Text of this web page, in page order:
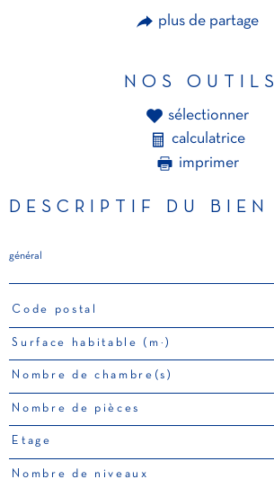
plus de partage
NOS OUTILS
sélectionner
calculatrice
imprimer
DESCRIPTIF DU BIEN
général
TRAD_PAMPERO_Caracteristique
Code postal
Surface habitable (m²)
Nombre de chambre(s)
Nombre de pièces
Etage
Nombre de niveaux